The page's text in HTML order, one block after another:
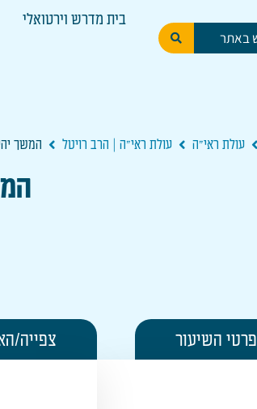
בית מדרש וירטואלי
עולת ראי"ה עולת ראי"ה | הרב רויטל המשך
פרטי השיעור צפייה/